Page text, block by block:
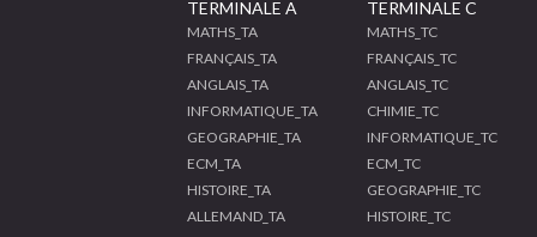
TERMINALE A
MATHS_TA
FRANÇAIS_TA
ANGLAIS_TA
INFORMATIQUE_TA
GEOGRAPHIE_TA
ECM_TA
HISTOIRE_TA
ALLEMAND_TA
TERMINALE C
MATHS_TC
FRANÇAIS_TC
ANGLAIS_TC
CHIMIE_TC
INFORMATIQUE_TC
ECM_TC
GEOGRAPHIE_TC
HISTOIRE_TC